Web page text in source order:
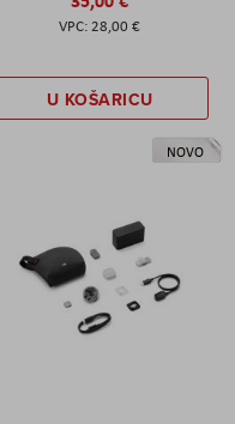
28,00 €
U KOŠARICU
NOVO